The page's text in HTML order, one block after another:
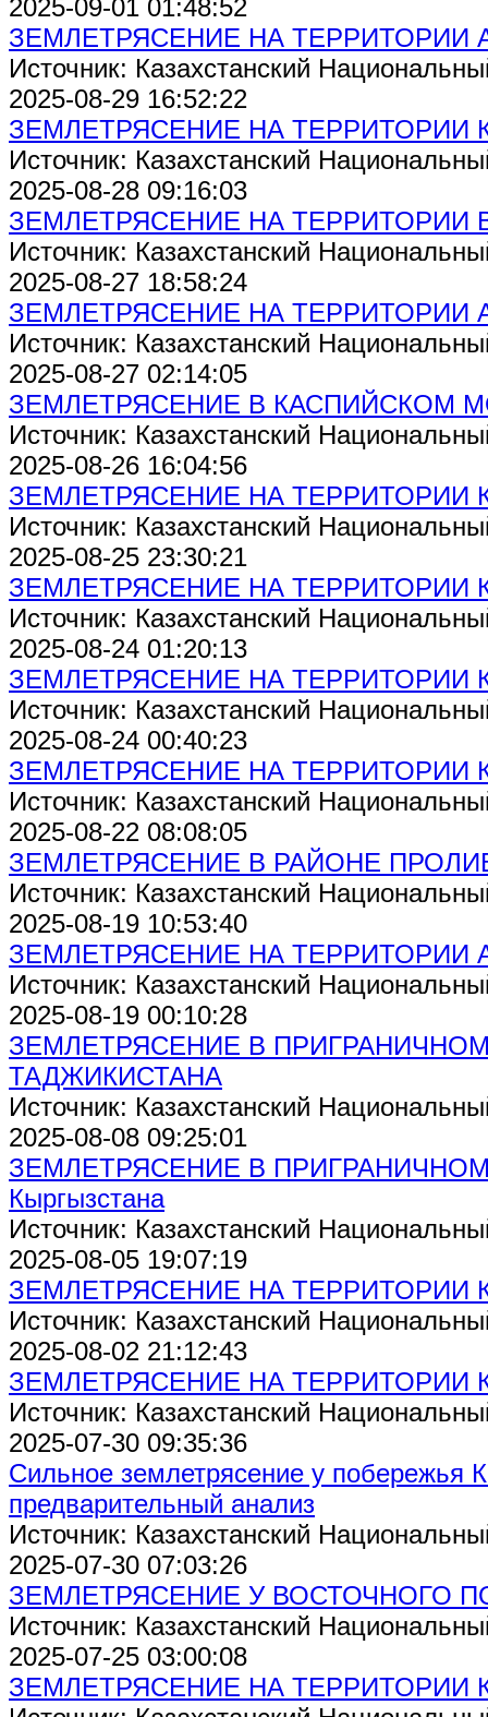
2025-09-01 01:48:52
ЗЕМЛЕТРЯСЕНИЕ НА ТЕРРИТОРИИ
Источник: Казахстанский
2025-08-29 16:52:22
ЗЕМЛЕТРЯСЕНИЕ НА ТЕРРИТОРИИ
Источник: Казахстанский
2025-08-28 09:16:03
ЗЕМЛЕТРЯСЕНИЕ НА ТЕРРИТОРИИ
Источник: Казахстанский
2025-08-27 18:58:24
ЗЕМЛЕТРЯСЕНИЕ НА ТЕРРИТОРИИ
Источник: Казахстанский
2025-08-27 02:14:05
ЗЕМЛЕТРЯСЕНИЕ В КАСПИЙСКОМ
Источник: Казахстанский
2025-08-26 16:04:56
ЗЕМЛЕТРЯСЕНИЕ НА ТЕРРИТОРИИ
Источник: Казахстанский
2025-08-25 23:30:21
ЗЕМЛЕТРЯСЕНИЕ НА ТЕРРИТОРИИ
Источник: Казахстанский
2025-08-24 01:20:13
ЗЕМЛЕТРЯСЕНИЕ НА ТЕРРИТОРИИ
Источник: Казахстанский
2025-08-24 00:40:23
ЗЕМЛЕТРЯСЕНИЕ НА ТЕРРИТОРИИ
Источник: Казахстанский
2025-08-22 08:08:05
ЗЕМЛЕТРЯСЕНИЕ В РАЙОНЕ
Источник: Казахстанский
2025-08-19 10:53:40
ЗЕМЛЕТРЯСЕНИЕ НА ТЕРРИТОРИИ
Источник: Казахстанский
2025-08-19 00:10:28
ЗЕМЛЕТРЯСЕНИЕ В
ТАДЖИКИСТАНА
Источник: Казахстанский
2025-08-08 09:25:01
ЗЕМЛЕТРЯСЕНИЕ В ПРИГРАНИЧНОМ
Кыргызстана
Источник: Казахстанский
2025-08-05 19:07:19
ЗЕМЛЕТРЯСЕНИЕ НА ТЕРРИТОРИИ
Источник: Казахстанский
2025-08-02 21:12:43
ЗЕМЛЕТРЯСЕНИЕ НА ТЕРРИТОРИИ
Источник: Казахстанский
2025-07-30 09:35:36
Сильное землетрясение у побережья
предварительный анализ
Источник: Казахстанский
2025-07-30 07:03:26
ЗЕМЛЕТРЯСЕНИЕ У ВОСТОЧНОГО
Источник: Казахстанский
2025-07-25 03:00:08
ЗЕМЛЕТРЯСЕНИЕ НА ТЕРРИТОРИИ